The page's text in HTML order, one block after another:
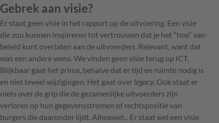
Gebrek aan visie?
Er staat geen visie in het rapport op de uitvoering. Een visie
die zou kunnen inspireren tot vertrouwen dat je het “hoe” van
beleid kunt overlaten aan de uitvoerders. Relevant, want dat
was een andere wens. We vinden geen visie terug op ICT.
Blijkbaar gaat het prima, behalve dat er tijd en ruimte nodig is
en niet teveel wijzigingen. Het gaat over legacy. Ook staat er
niets over de grip die de gezamenlijke uitvoerders zijn
verloren op hun gegevensstromen of rechtspositie van
burgers die daaronder lijdt. Alhoewel... Er staat wel een visie